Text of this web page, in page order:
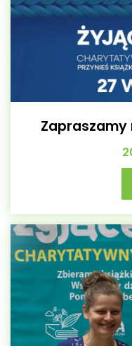
Zapraszamy